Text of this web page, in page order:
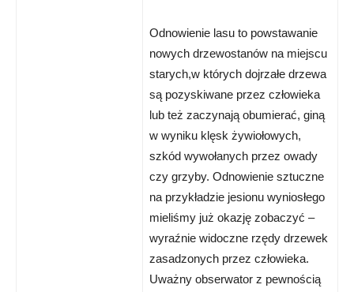
Odnowienie lasu to powstawanie
nowych drzewostanów na miejscu
starych,w których dojrzałe drzewa
są pozyskiwane przez człowieka
lub też zaczynają obumierać, giną
w wyniku klęsk żywiołowych,
szkód wywołanych przez owady
czy grzyby. Odnowienie sztuczne
na przykładzie jesionu wyniosłego
mieliśmy już okazję zobaczyć –
wyraźnie widoczne rzędy drzewek
zasadzonych przez człowieka.
Uważny obserwator z pewnością